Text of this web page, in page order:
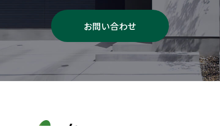
お問い合わせ